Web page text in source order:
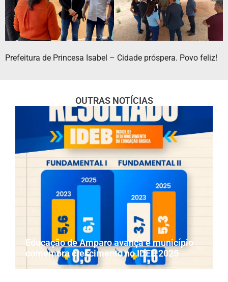
Prefeitura de Princesa Isabel – Cidade próspera. Povo feliz!
OUTRAS NOTÍCIAS
Educação de Amparo avança e município
comemora crescimento no IDEB 2025